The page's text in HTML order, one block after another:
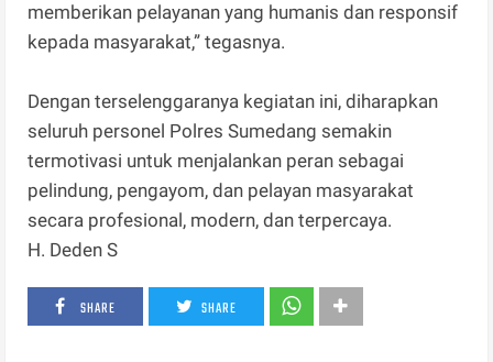
memberikan pelayanan yang humanis dan responsif
kepada masyarakat,” tegasnya.
Dengan terselenggaranya kegiatan ini, diharapkan
seluruh personel Polres Sumedang semakin
termotivasi untuk menjalankan peran sebagai
pelindung, pengayom, dan pelayan masyarakat
secara profesional, modern, dan terpercaya.
H. Deden S
SHARE SHARE